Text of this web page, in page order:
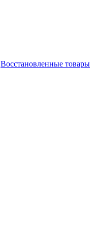
Восстановленные товары